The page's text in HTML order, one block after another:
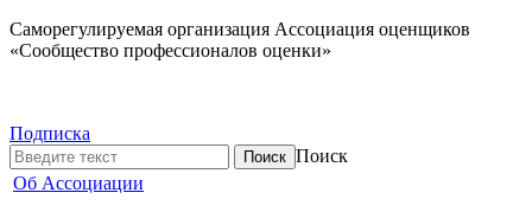
Саморегулируемая организация Ассоциация оценщиков
«Сообщество профессионалов оценки»
Подписка
Поиск
Об Ассоциации